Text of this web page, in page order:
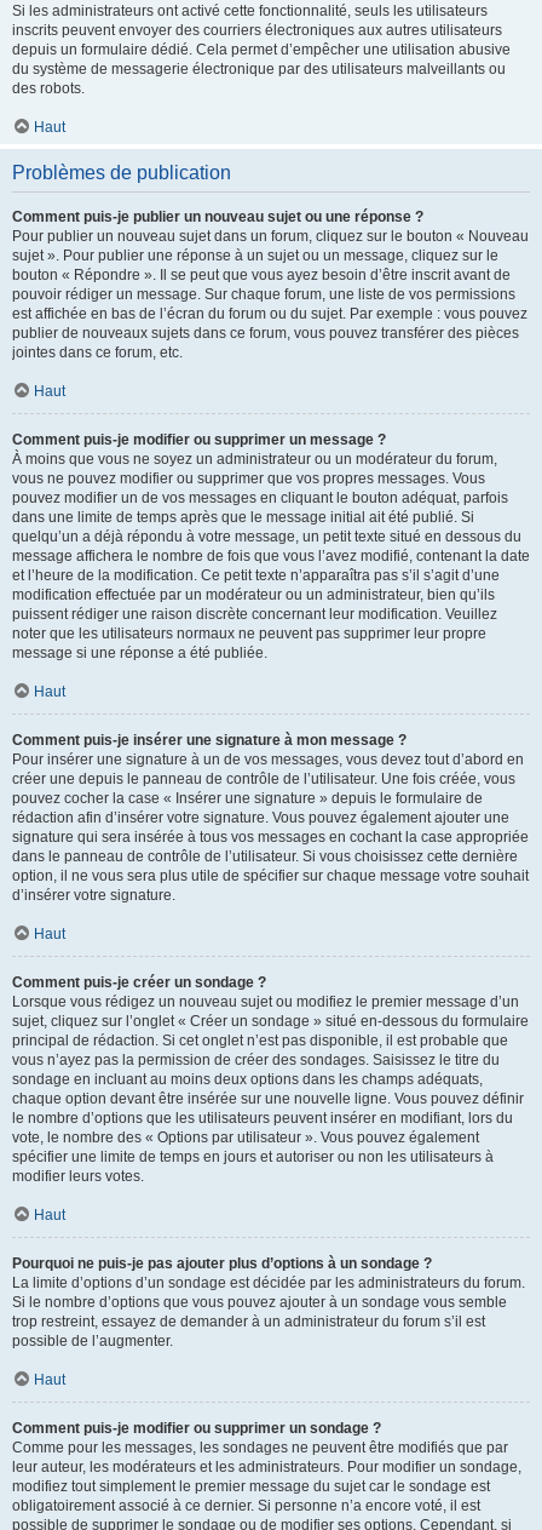
Si les administrateurs ont activé cette fonctionnalité, seuls les utilisateurs
inscrits peuvent envoyer des courriers électroniques aux autres utilisateurs
depuis un formulaire dédié. Cela permet d’empêcher une utilisation abusive
du système de messagerie électronique par des utilisateurs malveillants ou
des robots.
Haut
Problèmes de publication
Comment puis-je publier un nouveau sujet ou une réponse ?
Pour publier un nouveau sujet dans un forum, cliquez sur le bouton « Nouveau
sujet ». Pour publier une réponse à un sujet ou un message, cliquez sur le
bouton « Répondre ». Il se peut que vous ayez besoin d’être inscrit avant de
pouvoir rédiger un message. Sur chaque forum, une liste de vos permissions
est affichée en bas de l’écran du forum ou du sujet. Par exemple : vous pouvez
publier de nouveaux sujets dans ce forum, vous pouvez transférer des pièces
jointes dans ce forum, etc.
Haut
Comment puis-je modifier ou supprimer un message ?
À moins que vous ne soyez un administrateur ou un modérateur du forum,
vous ne pouvez modifier ou supprimer que vos propres messages. Vous
pouvez modifier un de vos messages en cliquant le bouton adéquat, parfois
dans une limite de temps après que le message initial ait été publié. Si
quelqu’un a déjà répondu à votre message, un petit texte situé en dessous du
message affichera le nombre de fois que vous l’avez modifié, contenant la date
et l’heure de la modification. Ce petit texte n’apparaîtra pas s’il s’agit d’une
modification effectuée par un modérateur ou un administrateur, bien qu’ils
puissent rédiger une raison discrète concernant leur modification. Veuillez
noter que les utilisateurs normaux ne peuvent pas supprimer leur propre
message si une réponse a été publiée.
Haut
Comment puis-je insérer une signature à mon message ?
Pour insérer une signature à un de vos messages, vous devez tout d’abord en
créer une depuis le panneau de contrôle de l’utilisateur. Une fois créée, vous
pouvez cocher la case « Insérer une signature » depuis le formulaire de
rédaction afin d’insérer votre signature. Vous pouvez également ajouter une
signature qui sera insérée à tous vos messages en cochant la case appropriée
dans le panneau de contrôle de l’utilisateur. Si vous choisissez cette dernière
option, il ne vous sera plus utile de spécifier sur chaque message votre souhait
d’insérer votre signature.
Haut
Comment puis-je créer un sondage ?
Lorsque vous rédigez un nouveau sujet ou modifiez le premier message d’un
sujet, cliquez sur l’onglet « Créer un sondage » situé en-dessous du formulaire
principal de rédaction. Si cet onglet n’est pas disponible, il est probable que
vous n’ayez pas la permission de créer des sondages. Saisissez le titre du
sondage en incluant au moins deux options dans les champs adéquats,
chaque option devant être insérée sur une nouvelle ligne. Vous pouvez définir
le nombre d’options que les utilisateurs peuvent insérer en modifiant, lors du
vote, le nombre des « Options par utilisateur ». Vous pouvez également
spécifier une limite de temps en jours et autoriser ou non les utilisateurs à
modifier leurs votes.
Haut
Pourquoi ne puis-je pas ajouter plus d’options à un sondage ?
La limite d’options d’un sondage est décidée par les administrateurs du forum.
Si le nombre d’options que vous pouvez ajouter à un sondage vous semble
trop restreint, essayez de demander à un administrateur du forum s’il est
possible de l’augmenter.
Haut
Comment puis-je modifier ou supprimer un sondage ?
Comme pour les messages, les sondages ne peuvent être modifiés que par
leur auteur, les modérateurs et les administrateurs. Pour modifier un sondage,
modifiez tout simplement le premier message du sujet car le sondage est
obligatoirement associé à ce dernier. Si personne n’a encore voté, il est
possible de supprimer le sondage ou de modifier ses options. Cependant, si